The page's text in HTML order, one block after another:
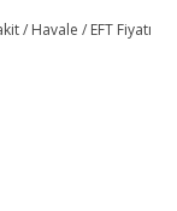
/ Havale / EFT Fiyatı